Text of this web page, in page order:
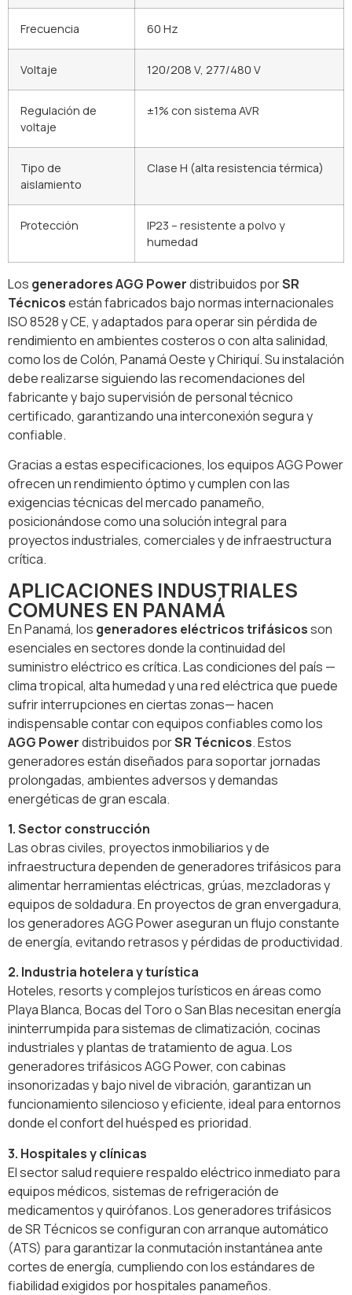
Frecuencia 60 Hz
Voltaje 120/208 V, 277/480 V
Regulación de
voltaje
±1% con sistema AVR
Tipo de
aislamiento
Clase H (alta resistencia térmica)
Protección
IP23 – resistente a polvo y
humedad
Los generadores AGG Powerdistribuidos porSR
Técnicosestán fabricados bajo normas internacionales
ISO 8528 y CE, y adaptados para operar sin pérdida de
rendimiento en ambientes costeros o con alta salinidad,
como los de Colón, Panamá Oeste y Chiriquí. Su instalación
debe realizarse siguiendo las recomendaciones del
fabricante y bajo supervisión de personal técnico
certificado, garantizando una interconexión segura y
confiable.
Gracias a estas especificaciones, los equipos AGG Power
ofrecen un rendimiento óptimo y cumplen con las
exigencias técnicas del mercado panameño,
posicionándose como una solución integral para
proyectos industriales, comerciales y de infraestructura
crítica.
APLICACIONES INDUSTRIALES
COMUNES EN PANAMÁ
En Panamá, los generadores eléctricos trifásicosson
esenciales en sectores donde la continuidad del
suministro eléctrico es crítica. Las condiciones del país —
clima tropical, alta humedad y una red eléctrica que puede
sufrir interrupciones en ciertas zonas— hacen
indispensable contar con equipos confiables como los
AGG Powerdistribuidos porSR Técnicos. Estos
generadores están diseñados para soportar jornadas
prolongadas, ambientes adversos y demandas
energéticas de gran escala.
1. Sector construcción
Las obras civiles, proyectos inmobiliarios y de
infraestructura dependen de generadores trifásicos para
alimentar herramientas eléctricas, grúas, mezcladoras y
equipos de soldadura. En proyectos de gran envergadura,
los generadores AGG Power aseguran un flujo constante
de energía, evitando retrasos y pérdidas de productividad.
2. Industria hotelera y turística
Hoteles, resorts y complejos turísticos en áreas como
Playa Blanca, Bocas del Toro o San Blas necesitan energía
ininterrumpida para sistemas de climatización, cocinas
industriales y plantas de tratamiento de agua. Los
generadores trifásicos AGG Power, con cabinas
insonorizadas y bajo nivel de vibración, garantizan un
funcionamiento silencioso y eficiente, ideal para entornos
donde el confort del huésped es prioridad.
3. Hospitales y clínicas
El sector salud requiere respaldo eléctrico inmediato para
equipos médicos, sistemas de refrigeración de
medicamentos y quirófanos. Los generadores trifásicos
de SR Técnicos se configuran con arranque automático
(ATS) para garantizar la conmutación instantánea ante
cortes de energía, cumpliendo con los estándares de
fiabilidad exigidos por hospitales panameños.